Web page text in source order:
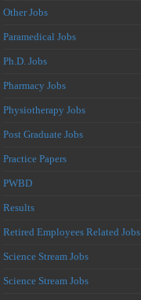
Other Jobs
Paramedical Jobs
Ph.D. Jobs
Pharmacy Jobs
Physiotherapy Jobs
Post Graduate Jobs
Practice Papers
PWBD
Results
Retired Employees Related Jobs
Science Stream Jobs
Science Stream Jobs